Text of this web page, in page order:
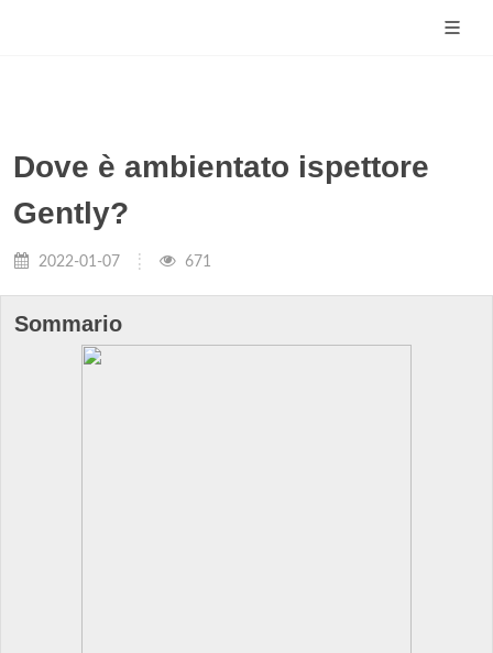
Dove è ambientato ispettore
Gently?
2022-01-07 671
Sommario